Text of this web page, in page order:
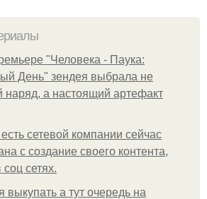
"Человека - Паука:
День" зендея выбрала не
наряд, а настоящий артефакт
сетевой компании сейчас
с создание своего контента,
сетях.
выкупать а тут очередь на